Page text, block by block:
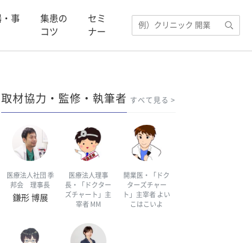
・事
集患の
コツ
セミ
ナー
取材協力・監修・執筆者 すべて見る
医療法人社団 季
邦会 理事長
鎌形 博展
医療法人理事
長・「ドクター
ズチャート」主
宰者 MM
開業医・「ドク
ターズチャー
ト」主宰者 よい
こはこいよ